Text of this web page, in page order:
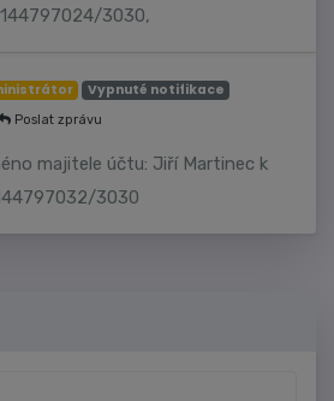
3030,
Vypnuté notifikace
Poslat zprávu
majitele účtu: Jiří Martinec k
3030